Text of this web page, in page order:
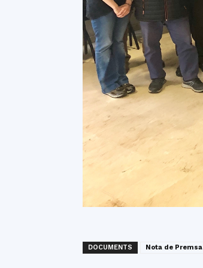
DOCUMENTS Nota de Premsa